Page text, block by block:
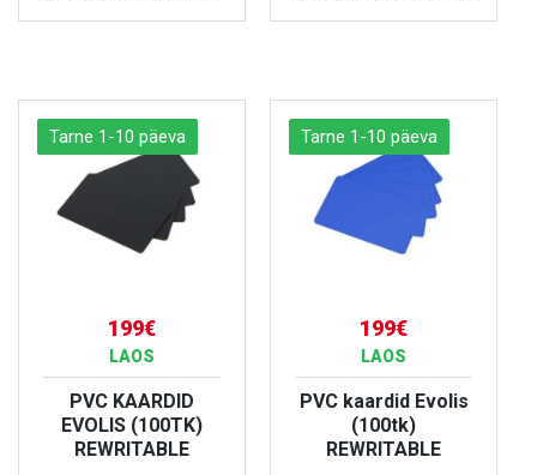
Tarne 1-10 päeva
199€
LAOS
PVC KAARDID
EVOLIS (100TK)
REWRITABLE
Tarne 1-10 päeva
199€
LAOS
PVC kaardid Evolis
(100tk)
REWRITABLE